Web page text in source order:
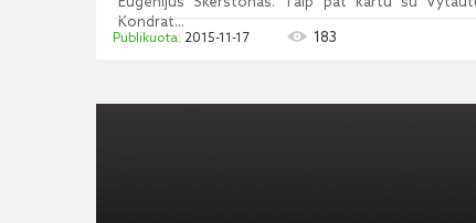
Kondrat...
2015-11-17 183